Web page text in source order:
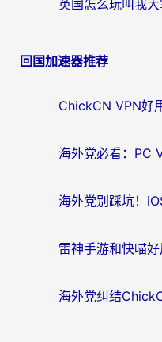
回国加速器推荐